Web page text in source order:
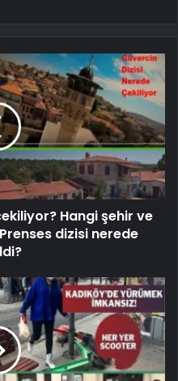
Hangi şehir ve
dizisi nerede